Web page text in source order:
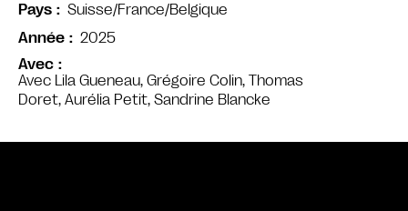
Avec
Avec Lila Gueneau, Grégoire Colin, Thomas
Doret, Aurélia Petit, Sandrine Blancke
Pays
Suisse/France/Belgique
Année
2025